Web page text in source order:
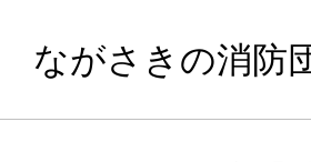
ながさきの消防